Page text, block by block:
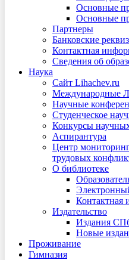
Основные
Основные
Партнеры
Банковские
Контактная
Сведения об
Наука
Сайт Lihachev.ru
Международные
Научные
Студенческое
Конкурсы
Аспирантура
Центр
трудовых
О библиотеке
Контактная
Издательство
Издания
Новые
Проживание
Гимназия